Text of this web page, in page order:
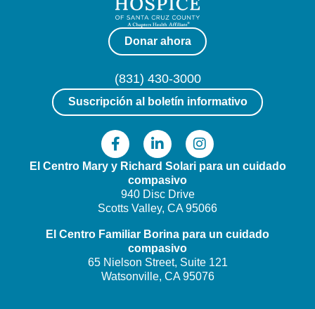
Donar ahora
(831) 430-3000
Suscripción al boletín informativo
El Centro Mary y Richard Solari para un cuidado
compasivo
940 Disc Drive
Scotts Valley, CA 95066
El Centro Familiar Borina para un cuidado
compasivo
65 Nielson Street, Suite 121
Watsonville, CA 95076